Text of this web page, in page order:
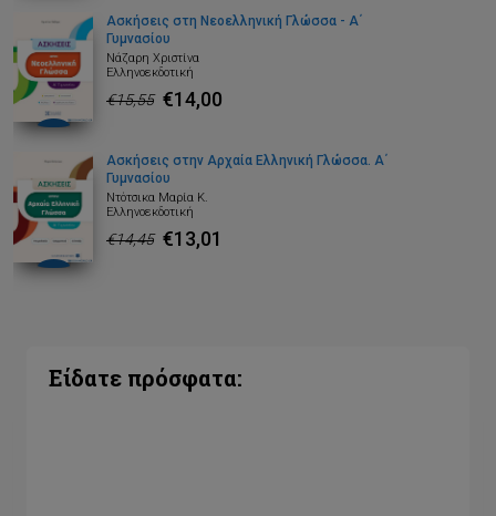
Ασκήσεις στη Νεοελληνική Γλώσσα - Α΄
Γυμνασίου
Νάζαρη Χριστίνα
Ελληνοεκδοτική
€15,55 €14,00
Ασκήσεις στην Αρχαία Ελληνική Γλώσσα. Α΄
Γυμνασίου
Ντότσικα Μαρία K.
Ελληνοεκδοτική
€14,45 €13,01
Είδατε πρόσφατα: